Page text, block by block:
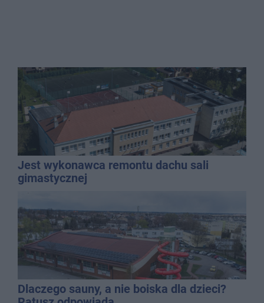
Jest wykonawca remontu dachu sali
gimastycznej
Dlaczego sauny, a nie boiska dla dzieci?